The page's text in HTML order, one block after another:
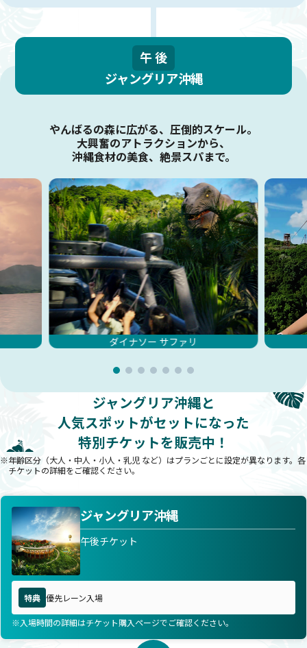
午後
ジャングリア沖縄
やんばるの森に広がる、圧倒的スケール。
大興奮のアトラクションから、
沖縄食材の美食、絶景スパまで。
ダイナソー サファリ
ジャングリア沖縄と
人気スポットがセットになった
特別チケットを販売中！
年齢区分（大人・中人・小人・乳児 など）はプランごとに設定が異なります。各
チケットの詳細をご確認ください。
ジャングリア沖縄
午後チケット
特典 優先レーン入場
入場時間の詳細はチケット購入ページでご確認ください。